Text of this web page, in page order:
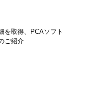
を取得、PCAソフト
ご紹介